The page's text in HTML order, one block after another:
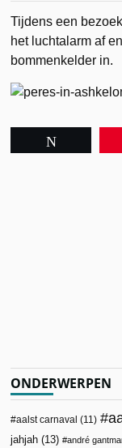
Tijdens een
het luchtalarm af
bommenkelder in.
ONDERWERPEN
aalst carnaval (11)
jahjah (13) andré